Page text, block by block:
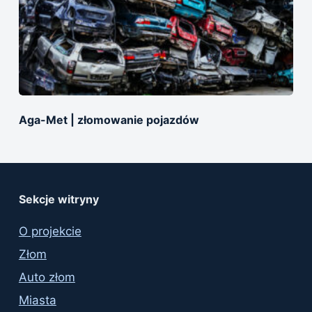
Aga-Met | złomowanie pojazdów
Sekcje witryny
O projekcie
Złom
Auto złom
Miasta